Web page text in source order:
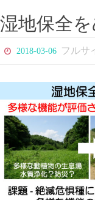
湿地保全
2018-03-06 フルサ